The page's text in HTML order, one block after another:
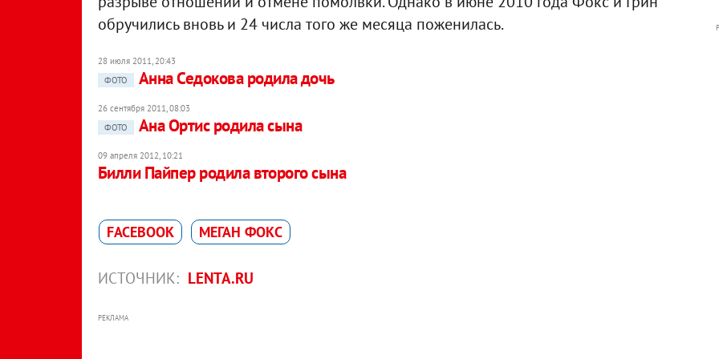
обручились вновь и 24 числа того же месяца поженилась.
28 июля 2011, 20:43
ФОТО
Анна Седокова родила дочь
26 сентября 2011, 08:03
ФОТО
Ана Ортис родила сына
09 апреля 2012, 10:21
Билли Пайпер родила второго сына
FACEBOOK МЕГАН ФОКС
ИСТОЧНИК: LENTA.RU
РЕКЛАМА